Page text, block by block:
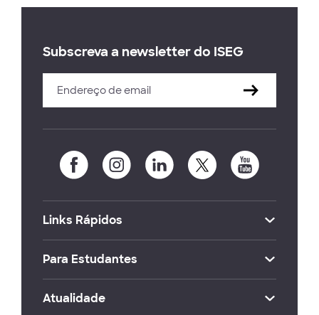
Subscreva a newsletter do ISEG
Links Rápidos
Para Estudantes
Atualidade